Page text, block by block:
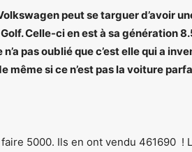
peut se targuer d’avoir
Celle-ci en est à sa génération
pas oublié que c’est elle qui a
même si ce n’est pas la voiture
5000. Ils en ont vendu 461690 !